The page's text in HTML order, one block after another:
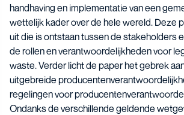
handhaving en implementatie van een
wettelijk kader over de hele wereld. Deze
uit die is ontstaan tussen de stakeholders
de rollen en verantwoordelijkheden voor
waste. Verder licht de paper het gebrek
uitgebreide
regelingen voor
Ondanks de verschillende geldende